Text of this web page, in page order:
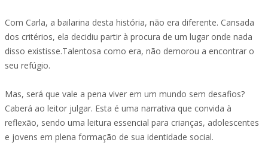
Com Carla, a bailarina desta história, não era diferente. Cansada
dos critérios, ela decidiu partir à procura de um lugar onde nada
disso existisse.Talentosa como era, não demorou a encontrar o
seu refúgio.
Mas, será que vale a pena viver em um mundo sem desafios?
Caberá ao leitor julgar. Esta é uma narrativa que convida à
reflexão, sendo uma leitura essencial para crianças, adolescentes
e jovens em plena formação de sua identidade social.